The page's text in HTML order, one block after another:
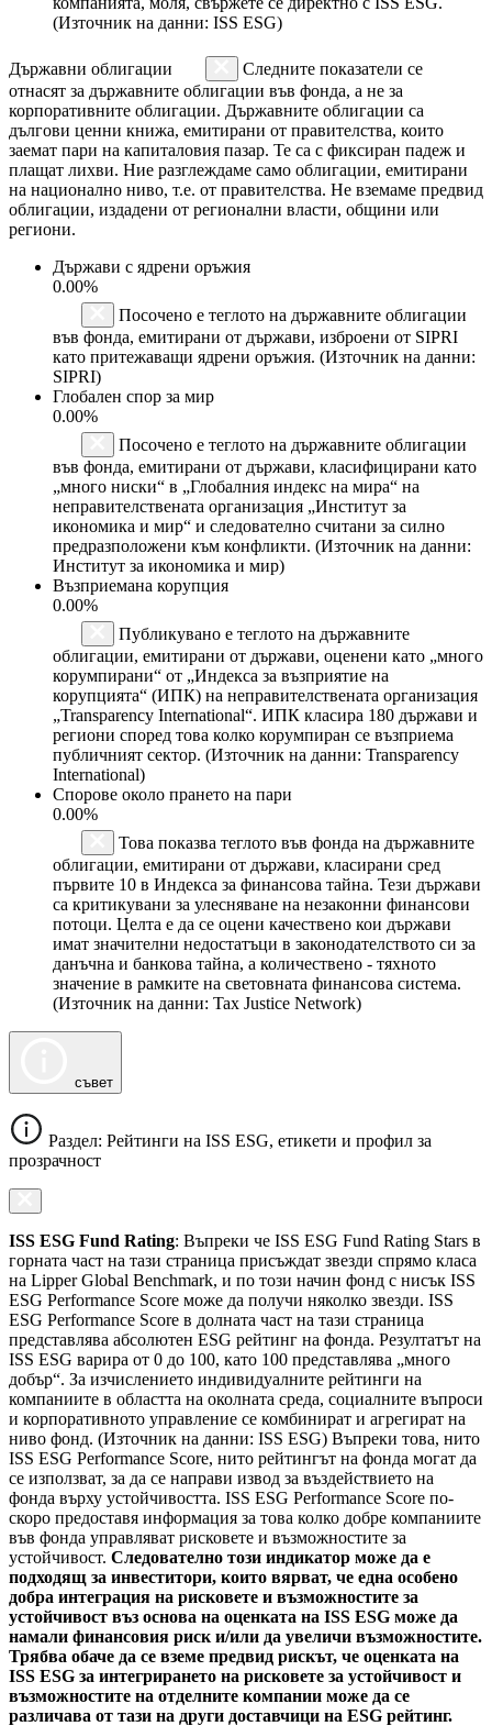
(Източник на данни: ISS ESG)
Държавни облигации
Следните показатели се
отнасят за държавните облигации във фонда, а не за
корпоративните облигации. Държавните облигации са
дългови ценни книжа, емитирани от правителства, които
заемат пари на капиталовия пазар. Те са с фиксиран падеж и
плащат лихви. Ние разглеждаме само облигации, емитирани
на национално ниво, т.е. от правителства. Не вземаме предвид
облигации, издадени от регионални власти, общини или
региони.
Държави с ядрени оръжия
0.00%
Посочено е теглото на държавните облигации
във фонда, емитирани от държави, изброени от SIPRI
като притежаващи ядрени оръжия. (Източник на данни:
SIPRI)
Глобален спор за мир
0.00%
Посочено е теглото на държавните облигации
във фонда, емитирани от държави, класифицирани като
„много ниски“ в „Глобалния индекс на мира“ на
неправителствената организация „Институт за
икономика и мир“ и следователно считани за силно
предразположени към конфликти. (Източник на данни:
Институт за икономика и мир)
Възприемана корупция
0.00%
Публикувано е теглото на държавните
облигации, емитирани от държави, оценени като „много
корумпирани“ от „Индекса за възприятие на
корупцията“ (ИПК) на неправителствената организация
„Transparency International“. ИПК класира 180 държави и
региони според това колко корумпиран се възприема
публичният сектор. (Източник на данни: Transparency
International)
Спорове около прането на пари
0.00%
Това показва теглото във фонда на държавните
облигации, емитирани от държави, класирани сред
първите 10 в Индекса за финансова тайна. Тези държави
са критикувани за улесняване на незаконни финансови
потоци. Целта е да се оцени качествено кои държави
имат значителни недостатъци в законодателството си за
данъчна и банкова тайна, а количествено - тяхното
значение в рамките на световната финансова система.
(Източник на данни: Tax Justice Network)
съвет
Раздел: Рейтинги на ISS ESG, етикети и профил за
прозрачност
ISS ESG Fund Rating: Въпреки че ISS ESG Fund Rating Stars в
горната част на тази страница присъждат звезди спрямо класа
на Lipper Global Benchmark, и по този начин фонд с нисък ISS
ESG Performance Score може да получи няколко звезди. ISS
ESG Performance Score в долната част на тази страница
представлява абсолютен ESG рейтинг на фонда. Резултатът на
ISS ESG варира от 0 до 100, като 100 представлява „много
добър“. За изчислението индивидуалните рейтинги на
компаниите в областта на околната среда, социалните въпроси
и корпоративното управление се комбинират и агрегират на
ниво фонд. (Източник на данни: ISS ESG) Въпреки това, нито
ISS ESG Performance Score, нито рейтингът на фонда могат да
се използват, за да се направи извод за въздействието на
фонда върху устойчивостта. ISS ESG Performance Score по-
скоро предоставя информация за това колко добре компаниите
във фонда управляват рисковете и възможностите за
устойчивост. Следователно този индикатор може да е
подходящ за инвеститори, които вярват, че една особено
добра интеграция на рисковете и възможностите за
устойчивост въз основа на оценката на ISS ESG може да
намали финансовия риск и/или да увеличи възможностите.
Трябва обаче да се вземе предвид рискът, че оценката на
ISS ESG за интегрирането на рисковете за устойчивост и
възможностите на отделните компании може да се
различава от тази на други доставчици на ESG рейтинг.